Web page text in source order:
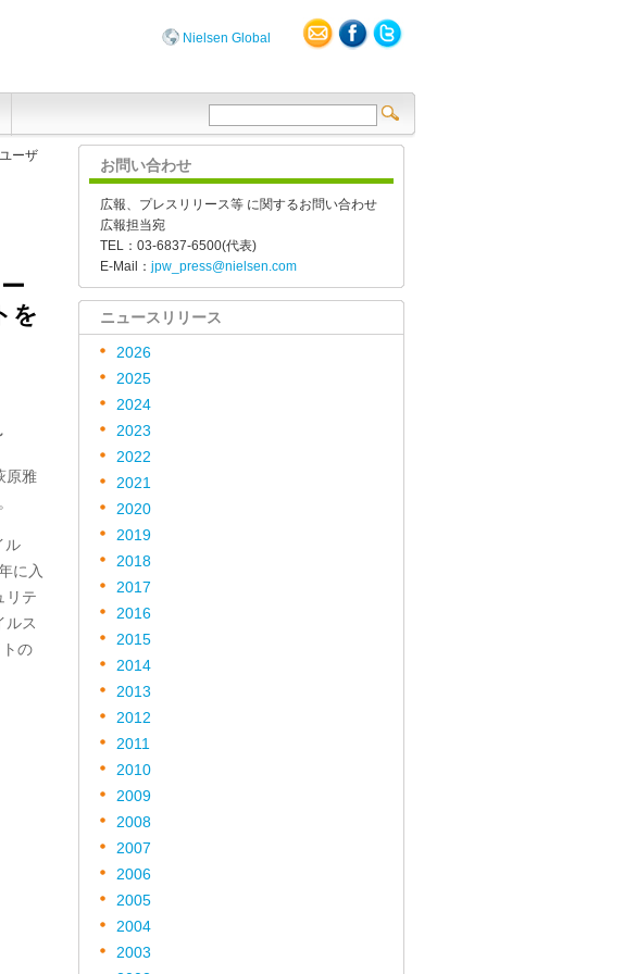
Nielsen Global
ーザ
を
原雅
ル
に入
リテ
ルス
の
お問い合わせ
広報、プレスリリース等 に関するお問い合わせ
広報担当宛
TEL：03-6837-6500(代表)
E-Mail： jpw_press@nielsen.com
ニュースリリース
2026
2025
2024
2023
2022
2021
2020
2019
2018
2017
2016
2015
2014
2013
2012
2011
2010
2009
2008
2007
2006
2005
2004
2003